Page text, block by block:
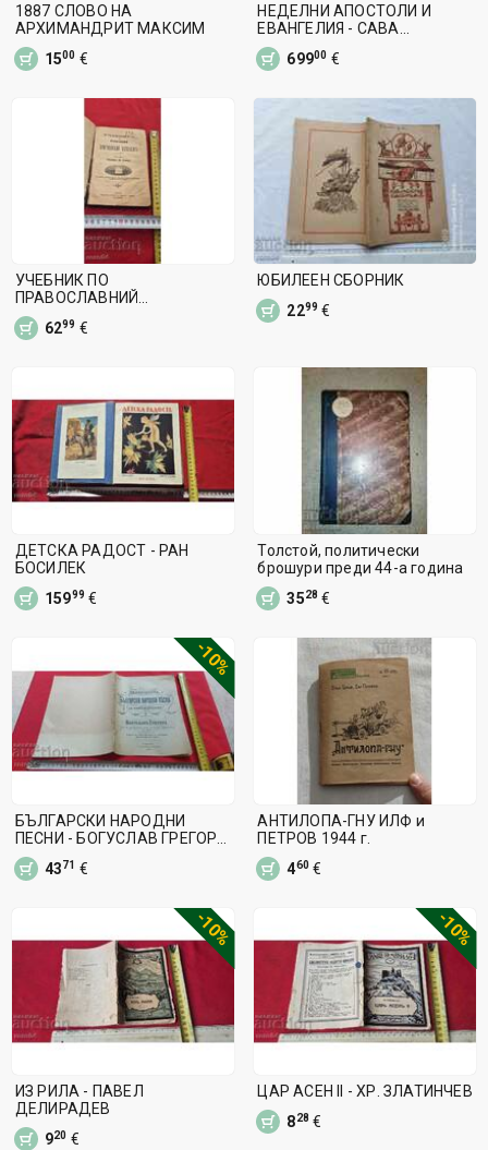
1887 СЛОВО НА
АРХИМАНДРИТ МАКСИМ
1500 €
НЕДЕЛНИ АПОСТОЛИ И
ЕВАНГЕЛИЯ - САВА
ДОБРОПЛОДНИ
69900 €
УЧЕБНИК ПО
ПРАВОСЛАВНИЙ
ХРИСТИАНСКИЙ КАТИХИЗИС
6299 €
ЮБИЛЕЕН СБОРНИК
2299 €
ДЕТСКА РАДОСТ - РАН
БОСИЛЕК
15999 €
Толстой, политически
брошури преди 44-а година
3528 €
-10%
БЪЛГАРСКИ НАРОДНИ
ПЕСНИ - БОГУСЛАВ ГРЕГОРА
- 1882 г. - RRR
4371 €
АНТИЛОПА-ГНУ ИЛФ и
ПЕТРОВ 1944 г.
460 €
-10%
ИЗ РИЛА - ПАВЕЛ
ДЕЛИРАДЕВ
920 €
-10%
ЦАР АСЕН II - ХР. ЗЛАТИНЧЕВ
828 €